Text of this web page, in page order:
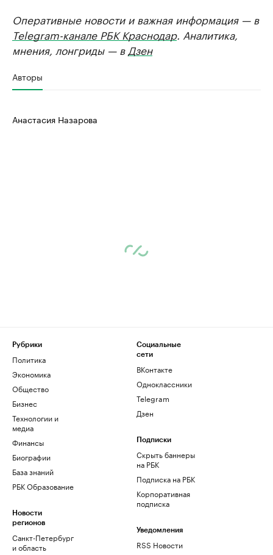
Оперативные новости и важная информация — в
Telegram-канале РБК Краснодар. Аналитика,
мнения, лонгриды — в Дзен
Авторы
Анастасия Назарова
Рубрики
Политика
Экономика
Общество
Бизнес
Технологии и
медиа
Финансы
Биографии
База знаний
РБК Образование
Новости
регионов
Санкт-Петербург
и область
Социальные
сети
ВКонтакте
Одноклассники
Telegram
Дзен
Подписки
Скрыть баннеры
на РБК
Подписка на РБК
Корпоративная
подписка
Уведомления
RSS Новости